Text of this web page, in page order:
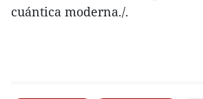
cuántica moderna./.